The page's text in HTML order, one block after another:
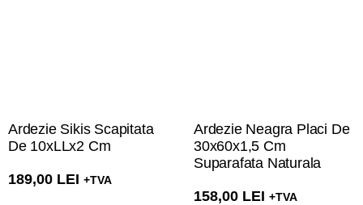
Ardezie Sikis Scapitata
De 10xLLx2 Cm
189,00 LEI +TVA
Ardezie Neagra Placi De
30x60x1,5 Cm
Suparafata Naturala
158,00 LEI +TVA